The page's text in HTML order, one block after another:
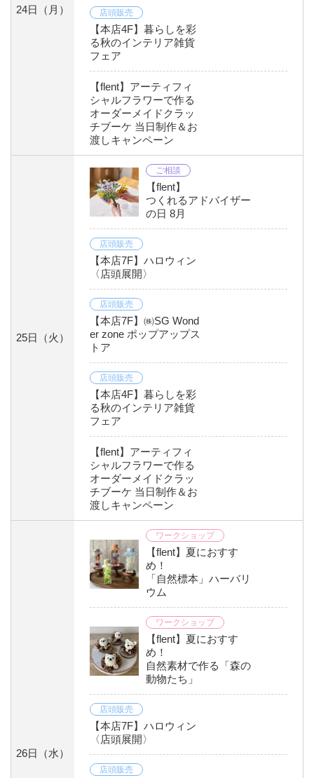
24日 （月） 店頭販売
【本店4F】暮らしを彩
る秋のインテリア雑貨
フェア
【flent】アーティフィ
シャルフラワーで作る
オーダーメイドクラッ
チブーケ 当日制作＆お
渡しキャンペーン
25日 （火）
ご相談
【flent】
つくれるアドバイザー
の日 8月
店頭販売
【本店7F】ハロウィン
〈店頭展開〉
店頭販売
【本店7F】㈱SG Wond
er zone ポップアップス
トア
店頭販売
【本店4F】暮らしを彩
る秋のインテリア雑貨
フェア
【flent】アーティフィ
シャルフラワーで作る
オーダーメイドクラッ
チブーケ 当日制作＆お
渡しキャンペーン
26日 （水）
ワークショップ
【flent】夏におすす
め！
「自然標本」ハーバリ
ウム
ワークショップ
【flent】夏におすす
め！
自然素材で作る「森の
動物たち」
店頭販売
【本店7F】ハロウィン
〈店頭展開〉
店頭販売